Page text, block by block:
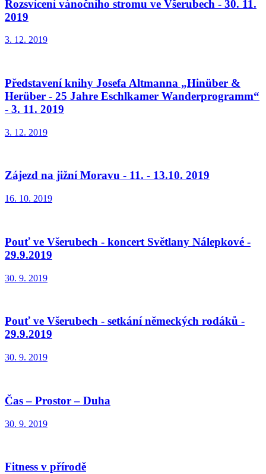
Rozsvícení vánočního stromu ve Všerubech - 30. 11.
2019
3. 12. 2019
Představení knihy Josefa Altmanna „Hinüber &
Herüber - 25 Jahre Eschlkamer Wanderprogramm“
- 3. 11. 2019
3. 12. 2019
Zájezd na jižní Moravu - 11. - 13.10. 2019
16. 10. 2019
Pouť ve Všerubech - koncert Světlany Nálepkové -
29.9.2019
30. 9. 2019
Pouť ve Všerubech - setkání německých rodáků -
29.9.2019
30. 9. 2019
Čas – Prostor – Duha
30. 9. 2019
Fitness v přírodě